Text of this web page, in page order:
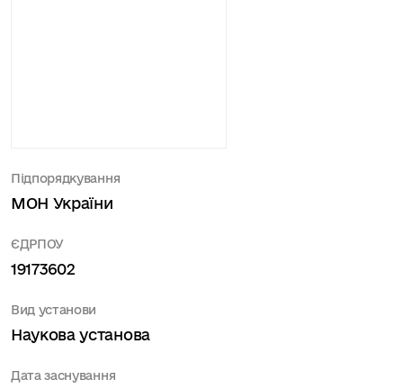
Підпорядкування
МОН України
ЄДРПОУ
19173602
Вид установи
Наукова установа
Дата заснування